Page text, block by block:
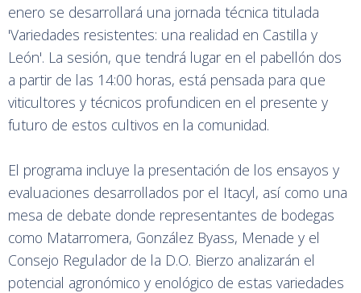
enero se desarrollará una jornada técnica titulada
'Variedades resistentes: una realidad en Castilla y
León'. La sesión, que tendrá lugar en el pabellón dos
a partir de las 14:00 horas, está pensada para que
viticultores y técnicos profundicen en el presente y
futuro de estos cultivos en la comunidad.
El programa incluye la presentación de los ensayos y
evaluaciones desarrollados por el Itacyl, así como una
mesa de debate donde representantes de bodegas
como Matarromera, González Byass, Menade y el
Consejo Regulador de la D.O. Bierzo analizarán el
potencial agronómico y enológico de estas variedades